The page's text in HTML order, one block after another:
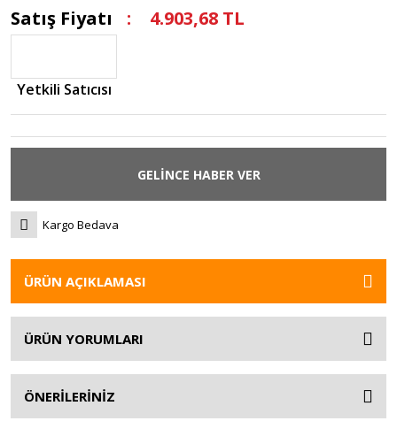
Satış Fiyatı 4.903,68 TL
Yetkili Satıcısı
GELİNCE HABER VER
Kargo Bedava
ÜRÜN AÇIKLAMASI
ÜRÜN YORUMLARI
ÖNERİLERİNİZ